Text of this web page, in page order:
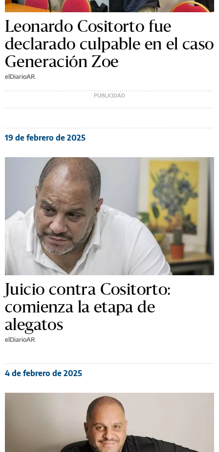
Leonardo Cositorto fue
declarado culpable en el caso
Generación Zoe
elDiarioAR
19 de febrero de 2025
Juicio contra Cositorto:
comienza la etapa de
alegatos
elDiarioAR
4 de febrero de 2025